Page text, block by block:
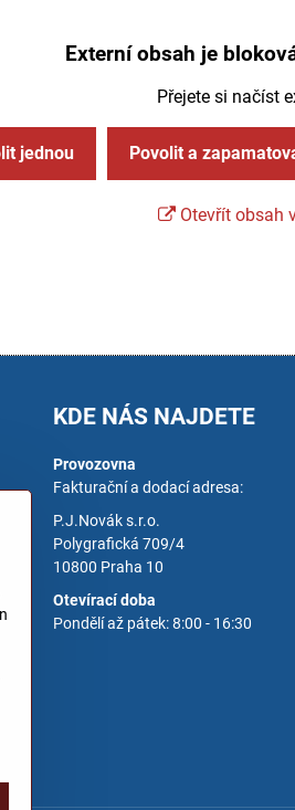
Externí obsah je
Přejete si načíst
jednou Povolit a
Otevřít obsah
KDE NÁS NAJDETE
Provozovna
Fakturační a dodací adresa:
P.J.Novák s.r.o.
Polygrafická 709/4
10800 Praha 10
Otevírací doba
Pondělí až pátek: 8:00 - 16:30